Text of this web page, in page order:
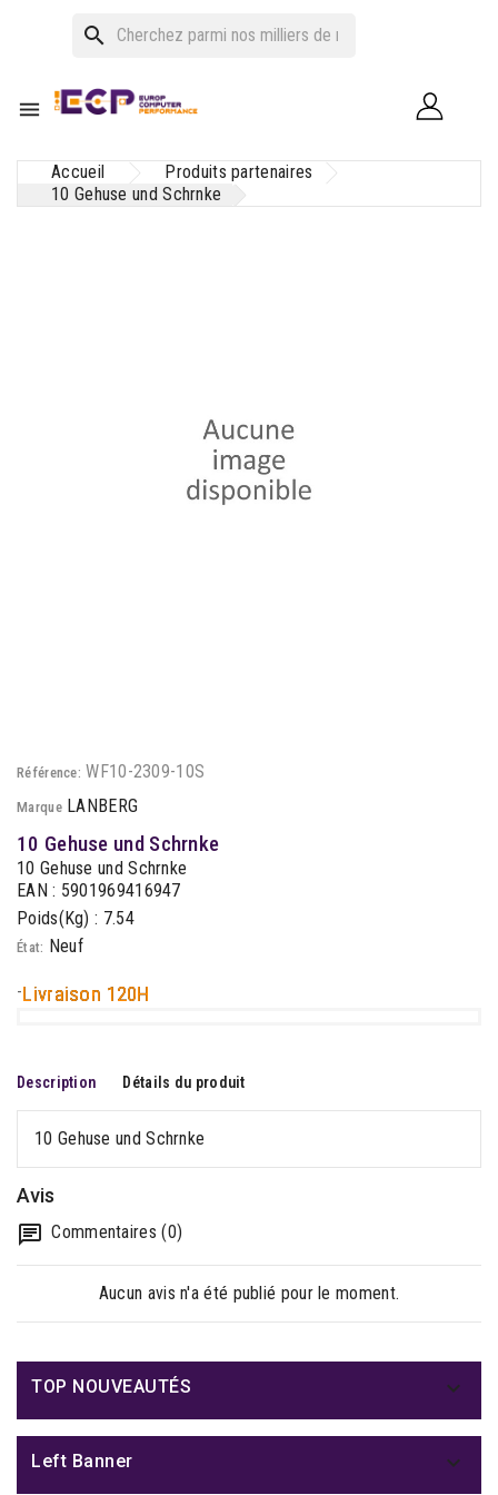
search

Accueil
Produits partenaires
10 Gehuse und Schrnke
Référence: WF10-2309-10S
Marque LANBERG
10 Gehuse und Schrnke
10 Gehuse und Schrnke
EAN : 5901969416947
Poids(Kg) : 7.54
État: Neuf
-Livraison 120H
Description Détails du produit
10 Gehuse und Schrnke
Avis
Commentaires (0)
Aucun avis n'a été publié pour le moment.
TOP NOUVEAUTÉS 
Left Banner 